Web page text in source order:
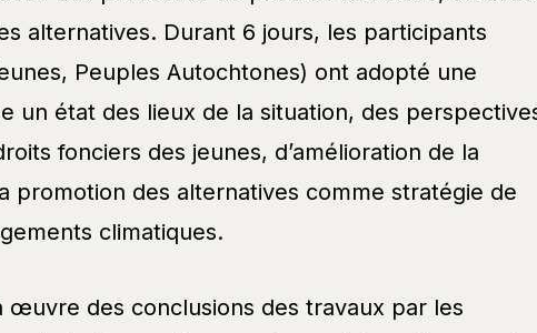
alternatives. Durant 6 jours, les participants
Peuples Autochtones) ont adopté une
un état des lieux de la situation, des
fonciers des jeunes, d’amélioration de la
promotion des alternatives comme stratégie de
climatiques.
œuvre des conclusions des travaux par les